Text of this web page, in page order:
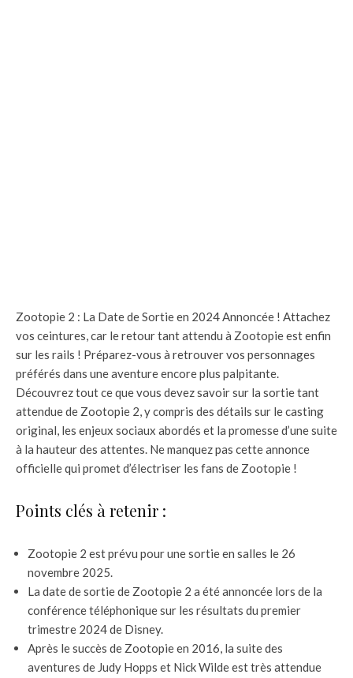
Zootopie 2 : La Date de Sortie en 2024 Annoncée ! Attachez
vos ceintures, car le retour tant attendu à Zootopie est enfin
sur les rails ! Préparez-vous à retrouver vos personnages
préférés dans une aventure encore plus palpitante.
Découvrez tout ce que vous devez savoir sur la sortie tant
attendue de Zootopie 2, y compris des détails sur le casting
original, les enjeux sociaux abordés et la promesse d’une suite
à la hauteur des attentes. Ne manquez pas cette annonce
officielle qui promet d’électriser les fans de Zootopie !
Points clés à retenir :
Zootopie 2 est prévu pour une sortie en salles le 26
novembre 2025.
La date de sortie de Zootopie 2 a été annoncée lors de la
conférence téléphonique sur les résultats du premier
trimestre 2024 de Disney.
Après le succès de Zootopie en 2016, la suite des
aventures de Judy Hopps et Nick Wilde est très attendue